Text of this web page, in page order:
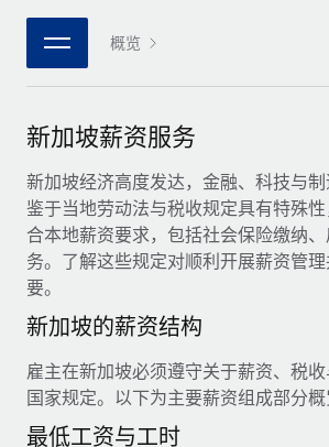
连接 新的
使用我们的 MCP 将任何人工智能工具与
借助核心业务工具简化流程
服务
咨询专家
背景调查
合规守望台
防范合规风险
与我们携手合作
战略技术合作伙伴
与我们共探合作机遇
Remote Build 即将推出
集成与人工智能自动化咨询
案例研究
职位描述库
网络研讨会
活动
新闻室
薪金与人才洞察
洞察中心
获得支持
查看全部资源
博客
Português (Portugal)
日本語
한국어
中文（简体）
概览
新加坡薪资服务
新加坡经济高度发达，金融、科技与制
鉴于当地劳动法与税收规定具有特殊
合本地薪资要求，包括社会保险缴纳
务。了解这些规定对顺利开展薪资管
要。
新加坡的薪资结构
雇主在新加坡必须遵守关于薪资、税
国家规定。以下为主要薪资组成部分概
最低工资与工时